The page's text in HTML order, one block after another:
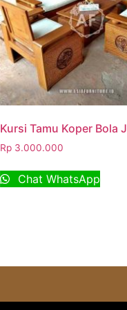
Kursi Tamu Koper Bola
Rp3.000.000
Chat WhatsApp